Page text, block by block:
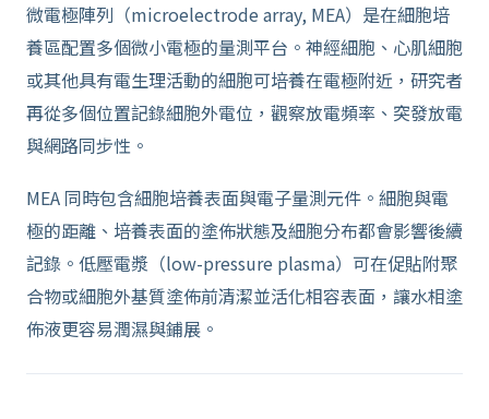
微電極陣列（microelectrode array, MEA）是在細胞培
養區配置多個微小電極的量測平台。神經細胞、心肌細胞
或其他具有電生理活動的細胞可培養在電極附近，研究者
再從多個位置記錄細胞外電位，觀察放電頻率、突發放電
與網路同步性。
MEA 同時包含細胞培養表面與電子量測元件。細胞與電
極的距離、培養表面的塗佈狀態及細胞分布都會影響後續
記錄。低壓電漿（low-pressure plasma）可在促貼附聚
合物或細胞外基質塗佈前清潔並活化相容表面，讓水相塗
佈液更容易潤濕與鋪展。